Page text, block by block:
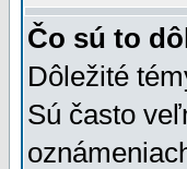
Čo sú to
Dôležité
Sú často